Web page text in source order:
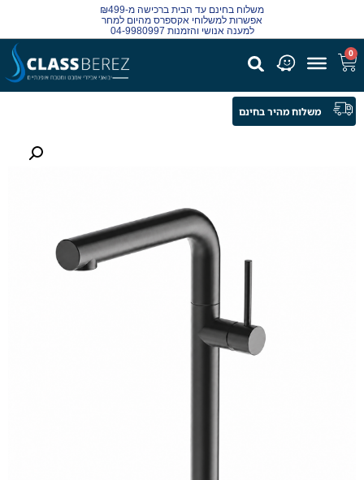
משלוח בחינם עד הבית ברכישה מ-₪499
אפשרות למשלוחי אקספרס מהיום למחר
למענה אנושי והזמנות 04-9980997
0
משלוח מהיר בחינם